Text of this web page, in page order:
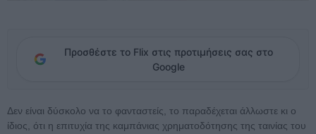
Προσθέστε το Flix στις προτιμήσεις σας στο
Google
Δεν είναι δύσκολο να το φανταστείς, το παραδέχεται άλλωστε κι ο
ίδιος, ότι η επιτυχία της καμπάνιας χρηματοδότησης της ταινίας του